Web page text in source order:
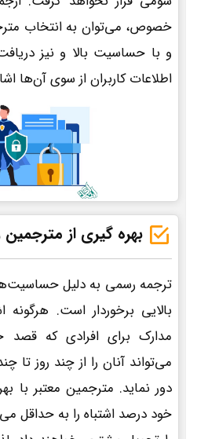
خصوص، می‌توان به انتخاب
و با حساسیت بالا و نیز
اطلاعات کاربران از سوی آن‌ها
بهره گیری از
ترجمه رسمی به دلیل
بالایی برخوردار است. هرگونه
مدارک برای افرادی که قصد
می‌تواند آنان را از چند روز تا
دور نماید. مترجمین معتبر با
خود درصد اشتباه را به حداقل